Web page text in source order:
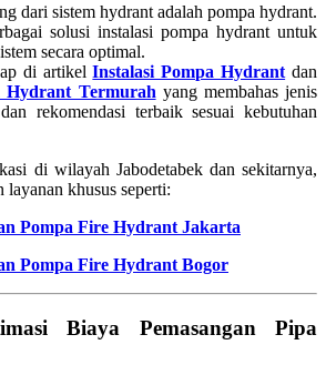
dari sistem hydrant adalah pompa hydrant.
solusi instalasi pompa hydrant untuk
secara optimal.
di artikelInstalasi Pompa Hydrant dan
Hydrant Termurah yang membahas jenis
rekomendasi terbaik sesuai kebutuhan
di wilayah Jabodetabek dan sekitarnya,
khusus seperti:
Pompa Fire Hydrant Jakarta
Pompa Fire Hydrant Bogor
Biaya Pemasangan Pipa